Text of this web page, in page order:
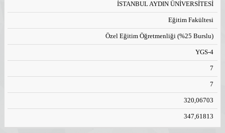
İSTANBUL AYDIN ÜNİVERSİTESİ
Eğitim Fakültesi
Özel Eğitim Öğretmenliği (%25 Burslu)
YGS-4
7
7
320,06703
347,61813